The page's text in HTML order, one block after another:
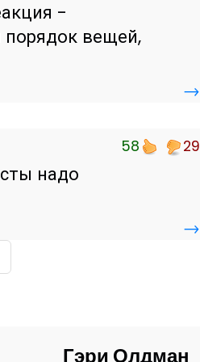
-
вещей,
→
58 29
надо
→
Гэри Олдман